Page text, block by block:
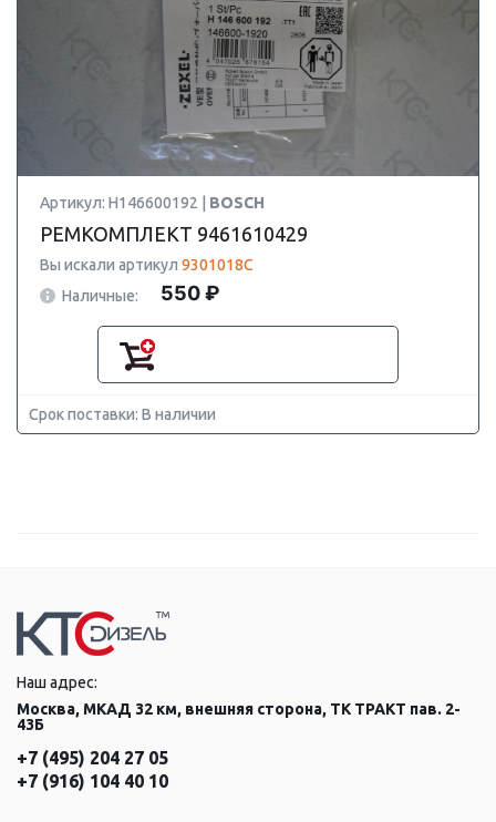
Артикул: H146600192 | BOSCH
РЕМКОМПЛЕКТ 9461610429
Вы искали артикул 9301018C
Наличные:
550 ₽
Срок поставки: В наличии
Наш адрес:
Москва, МКАД 32 км, внешняя сторона, ТК ТРАКТ пав. 2-
43Б
+7 (495) 204 27 05
+7 (916) 104 40 10